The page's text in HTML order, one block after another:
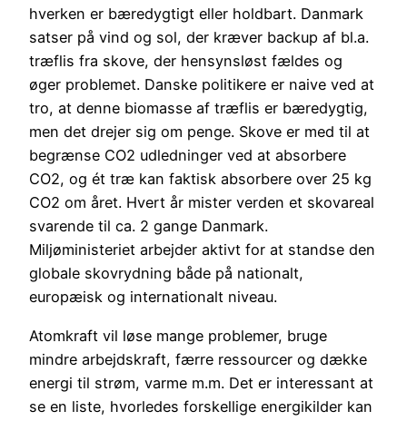
hverken er bæredygtigt eller holdbart. Danmark
satser på vind og sol, der kræver backup af bl.a.
træflis fra skove, der hensynsløst fældes og
øger problemet. Danske politikere er naive ved at
tro, at denne biomasse af træflis er bæredygtig,
men det drejer sig om penge. Skove er med til at
begrænse CO2 udledninger ved at absorbere
CO2, og ét træ kan faktisk absorbere over 25 kg
CO2 om året. Hvert år mister verden et skovareal
svarende til ca. 2 gange Danmark.
Miljøministeriet arbejder aktivt for at standse den
globale skovrydning både på nationalt,
europæisk og internationalt niveau.
Atomkraft vil løse mange problemer, bruge
mindre arbejdskraft, færre ressourcer og dække
energi til strøm, varme m.m. Det er interessant at
se en liste, hvorledes forskellige energikilder kan